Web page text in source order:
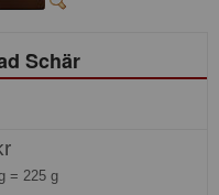
Schär
= 225 g